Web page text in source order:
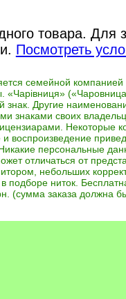
товара. Для
Посмотреть
семейной компанией
«Чарівниця»
знак. Другие
знаками своих
Некоторые
воспроизведение
персональные
отличаться от
небольших
подборе ниток.
(сумма заказа должна